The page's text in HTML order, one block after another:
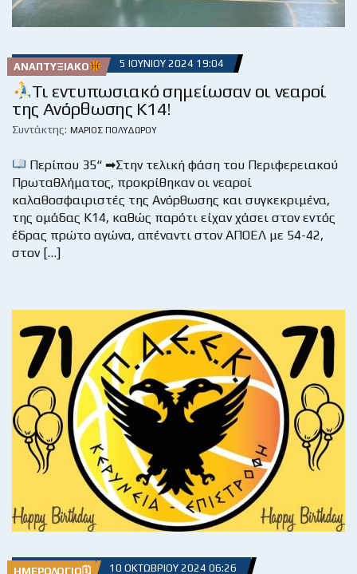
ΑΝΑΠΤΥΞΙΑΚΌ 5 ΙΟΥΝΊΟΥ 2024 19:04
Τι εντυπωσιακό σημείωσαν οι νεαροί
της Ανόρθωσης Κ14!
Συντάκτης: ΜΆΡΙΟΣ ΠΟΛΥΔΏΡΟΥ
Περίπου 35“ ➡Στην τελική φάση του Περιφερειακού
Πρωταθλήματος, προκρίθηκαν οι νεαροί
καλαθοσφαιριστές της Ανόρθωσης και συγκεκριμένα,
της ομάδας Κ14, καθώς παρότι είχαν χάσει στον εντός
έδρας πρώτο αγώνα, απέναντι στον ΑΠΟΕΛ με 54-42,
στον […]
ΗΜΕΡΟΛΌΓΙΟ🗓 10 ΟΚΤΩΒΡΊΟΥ 2024 06:26